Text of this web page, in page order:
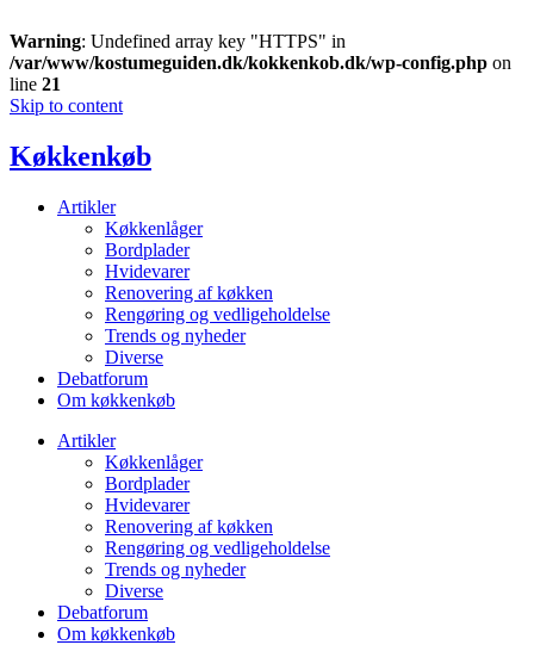
Warning: Undefined array key "HTTPS" in
/var/www/kostumeguiden.dk/kokkenkob.dk/wp-config.php on
line 21
Skip to content
Køkkenkøb
Artikler
Køkkenlåger
Bordplader
Hvidevarer
Renovering af køkken
Rengøring og vedligeholdelse
Trends og nyheder
Diverse
Debatforum
Om køkkenkøb
Artikler
Køkkenlåger
Bordplader
Hvidevarer
Renovering af køkken
Rengøring og vedligeholdelse
Trends og nyheder
Diverse
Debatforum
Om køkkenkøb